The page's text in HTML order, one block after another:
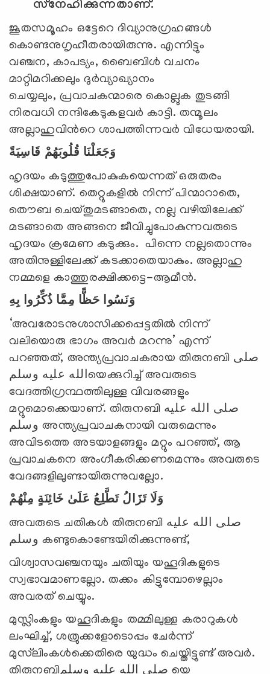
സ്‌നേഹിക്കുന്നതാണ്.
ജൂതസമൂഹം ഒട്ടേറെ ദിവ്യാനുഗ്രഹങ്ങള്‍
കൊണ്ടനുഗൃഹീതരായിരുന്നു. എന്നിട്ടും
വഞ്ചന, കാപട്യം, ബൈബിള്‍ വചനം
മാറ്റിമറിക്കലും ദുര്‍വ്യാഖ്യാനം
ചെയ്യലും, പ്രവാചകന്മാരെ കൊല്ലുക തുടങ്ങി
നിരവധി നന്ദികേടുകളവര്‍ കാട്ടി. തന്മൂലം
അല്ലാഹുവിന്‍റെ ശാപത്തിന്നവര്‍ വിധേയരായി.
وَجَعَلْنَا قُلُوبَهُمْ قَاسِيَةً
ഹൃദയം കടുത്തുപോകുകയെന്നത് ഒരുതരം
ശിക്ഷയാണ്. തെറ്റുകളില്‍ നിന്ന് പിന്മാറാതെ,
തൌബ ചെയ്തുമടങ്ങാതെ, നല്ല വഴിയിലേക്ക്
മടങ്ങാതെ അങ്ങനെ ജീവിച്ചുപോകുന്നവരുടെ
ഹൃദയം ക്രമേണ കടുക്കും. പിന്നെ നല്ലതൊന്നും
അതിനുള്ളിലേക്ക് കടക്കാതെയാകും. അല്ലാഹു
നമ്മളെ കാത്തുരക്ഷിക്കട്ടെ-ആമീന്‍.
وَنَسُوا حَظًّا مِمَّا ذُكِّرُوا بِهِ
‘അവരോടനുശാസിക്കപ്പെട്ടതില്‍ നിന്ന്
വലിയൊരു ഭാഗം അവര്‍ മറന്നു’ എന്ന്
പറഞ്ഞത്, അന്ത്യപ്രവാചകരായ തിരുനബി صلى
الله عليه وسلمയെക്കുറിച്ച് അവരുടെ
വേദത്തിഗ്രന്ഥത്തിലുള്ള വിവരങ്ങളും
മറ്റുമൊക്കെയാണ്. തിരുനബി صلى الله عليه
وسلم അന്ത്യപ്രവാചകനായി വരുമെന്നും
അവിടത്തെ അടയാളങ്ങളും മറ്റും പറഞ്ഞ്, ആ
പ്രവാചകനെ അംഗീകരിക്കണമെന്നും അവരുടെ
വേദങ്ങളിലുണ്ടായിരുന്നുവല്ലോ.
وَلَا تَزَالُ تَطَّلِعُ عَلَىٰ خَائِنَةٍ مِنْهُمْ
അവരുടെ ചതികള്‍ തിരുനബി صلى الله عليه
وسلم കണ്ടുകൊണ്ടേയിരിക്കുന്നുണ്ട്,
വിശ്വാസവഞ്ചനയും ചതിയും യഹൂദികളുടെ
സ്വഭാവമാണല്ലോ. തക്കം കിട്ടുമ്പോഴെല്ലാം
അവരത് ചെയ്യും.
മുസ്ലിംകളും യഹൂദികളും തമ്മിലുള്ള കരാറുകള്‍
ലംഘിച്ച്, ശത്രുക്കളോടൊപ്പം ചേര്‍ന്ന്
മുസ്‍ലിംകള്‍ക്കെതിരെ യുദ്ധം ചെയ്തിട്ടുണ്ട് അവര്‍.
തിരുനബിصلى الله عليه وسلم യെ